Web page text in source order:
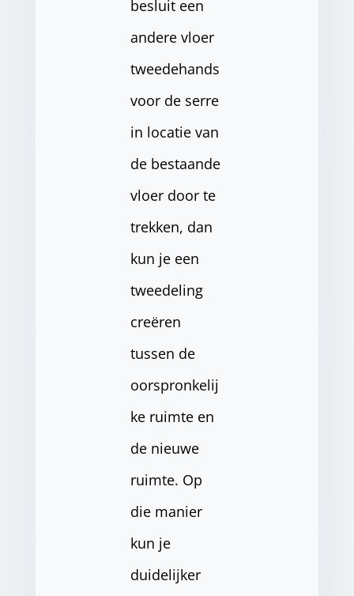
besluit een
andere vloer
tweedehands
voor de serre
in locatie van
de bestaande
vloer door te
trekken, dan
kun je een
tweedeling
creëren
tussen de
oorspronkelij
ke ruimte en
de nieuwe
ruimte. Op
die manier
kun je
duidelijker